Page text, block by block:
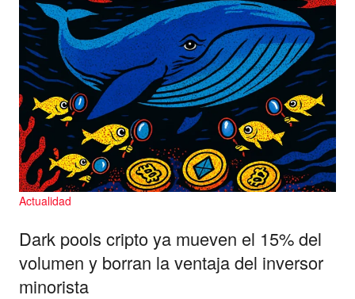
Actualidad
Dark pools cripto ya mueven el 15% del
volumen y borran la ventaja del inversor
minorista